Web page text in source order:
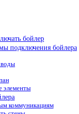
бойлер
подключения бойлера
элементы
коммуникациям